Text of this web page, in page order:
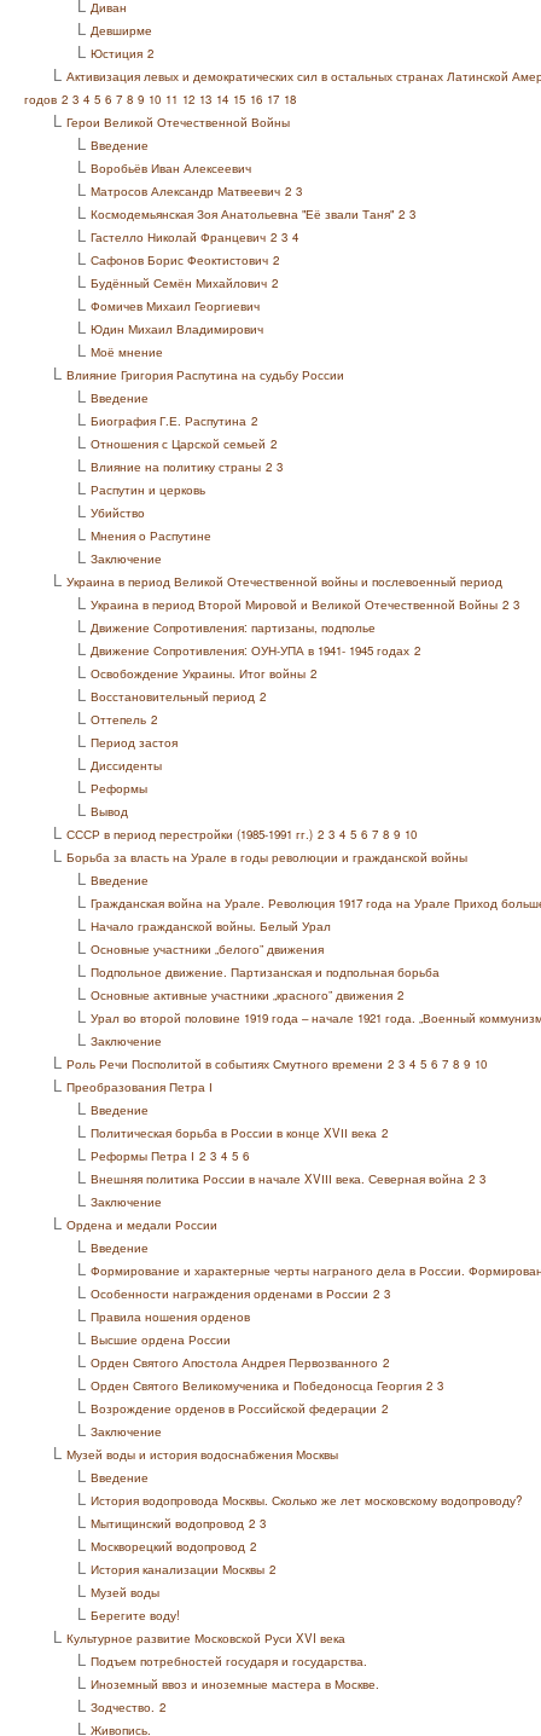
L Диван
L Девширме
L Юстиция 2
L Активизация левых и демократических сил в остальных странах Латинской
годов 2 3 4 5 6 7 8 9 10 11 12 13 14 15 16 17 18
L Герои Великой Отечественной Войны
L Введение
L Воробьёв Иван Алексеевич
L Матросов Александр Матвеевич 2 3
L Космодемьянская Зоя Анатольевна "Её звали Таня" 2 3
L Гастелло Николай Францевич 2 3 4
L Сафонов Борис Феоктистович 2
L Будённый Семён Михайлович 2
L Фомичев Михаил Георгиевич
L Юдин Михаил Владимирович
L Моё мнение
L Влияние Григория Распутина на судьбу России
L Введение
L Биография Г.Е. Распутина 2
L Отношения с Царской семьей 2
L Влияние на политику страны 2 3
L Распутин и церковь
L Убийство
L Мнения о Распутине
L Заключение
L Украина в период Великой Отечественной войны и послевоенный период
L Украина в период Второй Мировой и Великой Отечественной Войны 2 3
L Движение Сопротивления: партизаны, подполье
L Движение Сопротивления: ОУН-УПА в 1941- 1945 годах 2
L Освобождение Украины. Итог войны 2
L Восстановительный период 2
L Оттепель 2
L Период застоя
L Диссиденты
L Реформы
L Вывод
L СССР в период перестройки (1985-1991 гг.) 2 3 4 5 6 7 8 9 10
L Борьба за власть на Урале в годы революции и гражданской войны
L Введение
L Гражданская война на Урале. Революция 1917 года на Урале Приход
L Начало гражданской войны. Белый Урал
L Основные участники „белого” движения
L Подпольное движение. Партизанская и подпольная борьба
L Основные активные участники „красного” движения 2
L Урал во второй половине 1919 года – начале 1921 года. „Военный
L Заключение
L Роль Речи Посполитой в событиях Смутного времени 2 3 4 5 6 7 8 9 10
L Преобразования Петра І
L Введение
L Политическая борьба в России в конце ΧVІІ века 2
L Реформы Петра І 2 3 4 5 6
L Внешняя политика России в начале ΧVІІІ века. Северная война 2 3
L Заключение
L Ордена и медали России
L Введение
L Формирование и характерные черты награного дела в России.
L Особенности награждения орденами в России 2 3
L Правила ношения орденов
L Высшие ордена России
L Орден Святого Апостола Андрея Первозванного 2
L Орден Святого Великомученика и Победоносца Георгия 2 3
L Возрождение орденов в Российской федерации 2
L Заключение
L Музей воды и история водоснабжения Москвы
L Введение
L История водопровода Москвы. Сколько же лет московскому водопроводу?
L Мытищинский водопровод 2 3
L Москворецкий водопровод 2
L История канализации Москвы 2
L Музей воды
L Берегите воду!
L Культурное развитие Московской Руси XVI века
L Подъем потребностей государя и государства.
L Иноземный ввоз и иноземные мастера в Москве.
L Зодчество. 2
L Живопись.